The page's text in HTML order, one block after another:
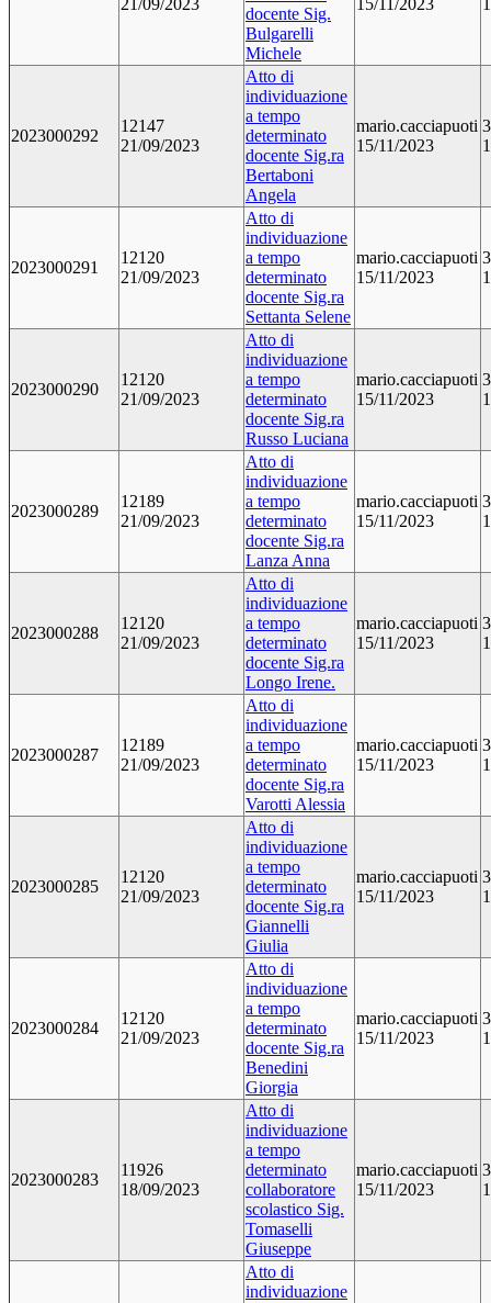
21/09/2023
docente Sig.
Bulgarelli
Michele
15/11/2023
2023000292
12147
21/09/2023
Atto di
individuazione
a tempo
determinato
docente Sig.ra
Bertaboni
Angela
mario.cacciapuoti
15/11/2023
2023000291
12120
21/09/2023
Atto di
individuazione
a tempo
determinato
docente Sig.ra
Settanta Selene
mario.cacciapuoti
15/11/2023
2023000290
12120
21/09/2023
Atto di
individuazione
a tempo
determinato
docente Sig.ra
Russo Luciana
mario.cacciapuoti
15/11/2023
2023000289
12189
21/09/2023
Atto di
individuazione
a tempo
determinato
docente Sig.ra
Lanza Anna
mario.cacciapuoti
15/11/2023
2023000288
12120
21/09/2023
Atto di
individuazione
a tempo
determinato
docente Sig.ra
Longo Irene.
mario.cacciapuoti
15/11/2023
2023000287
12189
21/09/2023
Atto di
individuazione
a tempo
determinato
docente Sig.ra
Varotti Alessia
mario.cacciapuoti
15/11/2023
2023000285
12120
21/09/2023
Atto di
individuazione
a tempo
determinato
docente Sig.ra
Giannelli
Giulia
mario.cacciapuoti
15/11/2023
2023000284
12120
21/09/2023
Atto di
individuazione
a tempo
determinato
docente Sig.ra
Benedini
Giorgia
mario.cacciapuoti
15/11/2023
2023000283
11926
18/09/2023
Atto di
individuazione
a tempo
determinato
collaboratore
scolastico Sig.
Tomaselli
Giuseppe
mario.cacciapuoti
15/11/2023
Atto di
individuazione